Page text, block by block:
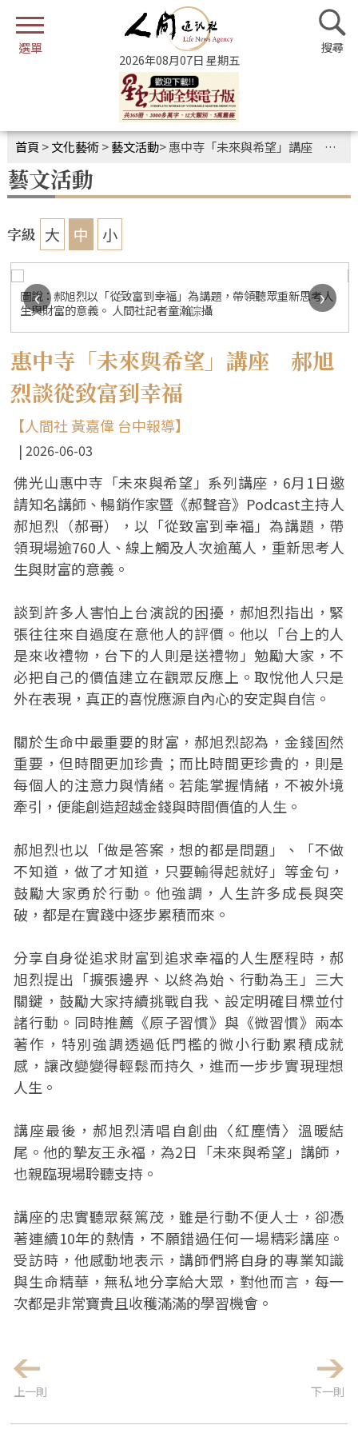
2026年08月07日 星期五
首頁 >文化藝術>藝文活動>惠中寺「未來與希望」講座 郝旭烈談從致富到幸福
藝文活動
字級 大 中 小
圖說：郝旭烈以「從致富到幸福」為講題，帶領聽眾重新思考人
生與財富的意義。 人間社記者童瀚誴攝
‹ ›
惠中寺「未來與希望」講座 郝旭
烈談從致富到幸福
【人間社 黃嘉偉 台中報導】
2026-06-03
佛光山惠中寺「未來與希望」系列講座，6月1日邀
請知名講師、暢銷作家暨《郝聲音》Podcast主持人
郝旭烈（郝哥），以「從致富到幸福」為講題，帶
領現場逾760人、線上觸及人次逾萬人，重新思考人
生與財富的意義。
談到許多人害怕上台演說的困擾，郝旭烈指出，緊
張往往來自過度在意他人的評價。他以「台上的人
是來收禮物，台下的人則是送禮物」勉勵大家，不
必把自己的價值建立在觀眾反應上。取悅他人只是
外在表現，真正的喜悅應源自內心的安定與自信。
關於生命中最重要的財富，郝旭烈認為，金錢固然
重要，但時間更加珍貴；而比時間更珍貴的，則是
每個人的注意力與情緒。若能掌握情緒，不被外境
牽引，便能創造超越金錢與時間價值的人生。
郝旭烈也以「做是答案，想的都是問題」、「不做
不知道，做了才知道，只要輸得起就好」等金句，
鼓勵大家勇於行動。他強調，人生許多成長與突
破，都是在實踐中逐步累積而來。
分享自身從追求財富到追求幸福的人生歷程時，郝
旭烈提出「擴張邊界、以終為始、行動為王」三大
關鍵，鼓勵大家持續挑戰自我、設定明確目標並付
諸行動。同時推薦《原子習慣》與《微習慣》兩本
著作，特別強調透過低門檻的微小行動累積成就
感，讓改變變得輕鬆而持久，進而一步步實現理想
人生。
講座最後，郝旭烈清唱自創曲〈紅塵情〉溫暖結
尾。他的摯友王永福，為2日「未來與希望」講師，
也親臨現場聆聽支持。
講座的忠實聽眾蔡篤茂，雖是行動不便人士，卻憑
著連續10年的熱情，不願錯過任何一場精彩講座。
受訪時，他感動地表示，講師們將自身的專業知識
與生命精華，無私地分享給大眾，對他而言，每一
次都是非常寶貴且收穫滿滿的學習機會。
上一則 下一則